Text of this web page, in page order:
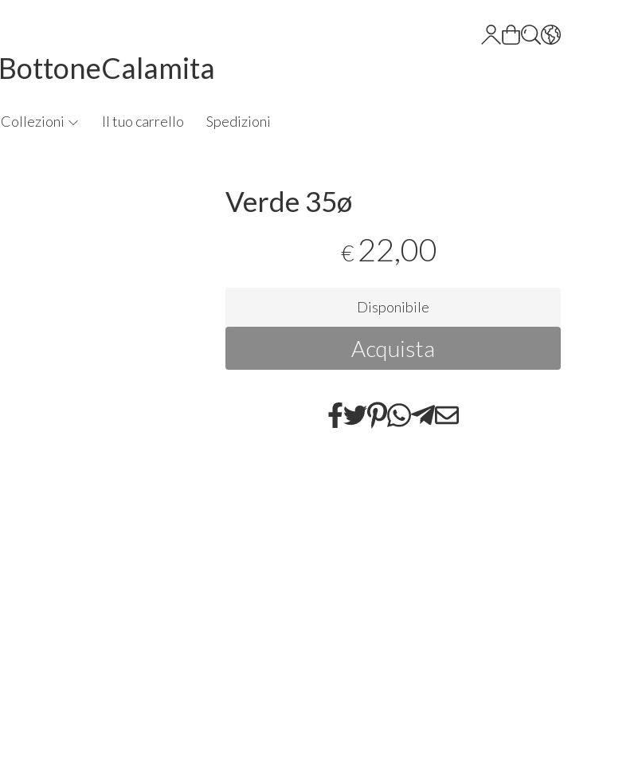
BottoneCalamita
Collezioni Il tuo carrello Spedizioni
Verde 35ø
€ 22,00
Disponibile
Acquista